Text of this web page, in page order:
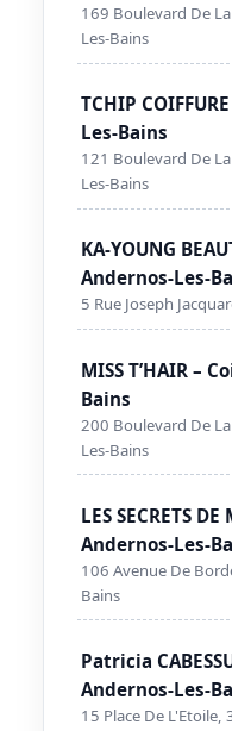
169 Boulevard De
Les-Bains
TCHIP
Les-Bains
121 Boulevard De
Les-Bains
KA-YOUNG
Andernos-Les-
5 Rue Joseph
MISS T’HAIR –
Bains
200 Boulevard De
Les-Bains
LES SECRETS
Andernos-Les-
106 Avenue De
Bains
Patricia
Andernos-Les-
15 Place De